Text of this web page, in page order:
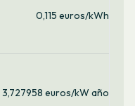
0,115 euros/kWh
3,727958 euros/kW año